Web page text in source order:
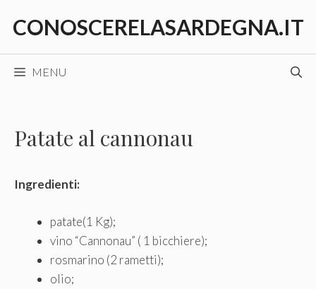
CONOSCERELASARDEGNA.IT
MENU
Patate al cannonau
Ingredienti:
patate(1 Kg);
vino “Cannonau” ( 1 bicchiere);
rosmarino (2 rametti);
olio;